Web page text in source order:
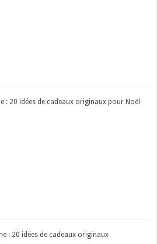
: 20 idées de cadeaux originaux pour Noël
: 20 idées de cadeaux originaux